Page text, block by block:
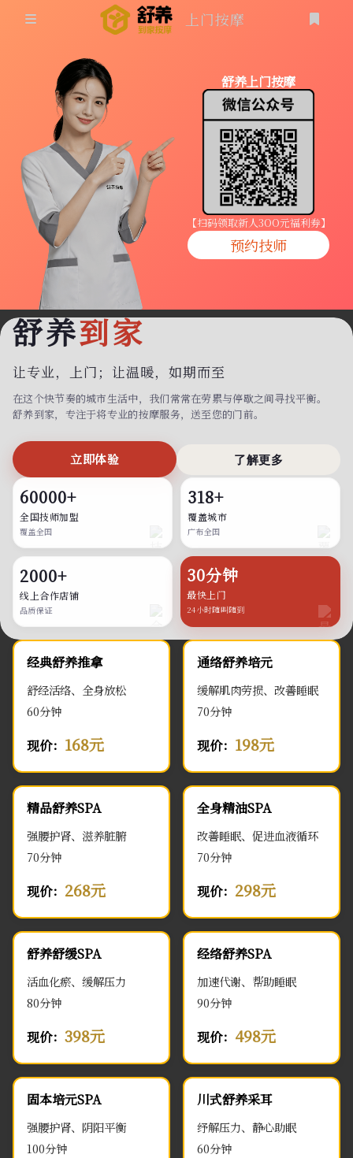
同城按摩
上门按摩
养生按摩
技师入驻
商家入驻
代理入驻
预约技师
上门按摩
登录
舒养上门按摩
【扫码领取新人3OO元福利券】
预约技师
舒养到家
让专业，上门； 让温暖，如期而至
在这个快节奏的城市生活中，我们常常在劳累与停歇之间寻找平衡。
舒养到家，专注于将专业的按摩服务，送至您的门前。
立即体验 了解更多
60000+
全国技师加盟
覆盖全国
318+
覆盖城市
广布全国
2000+
线上合作店铺
品质保证
30分钟
最快上门
24小时随叫随到
经典舒养推拿
舒经活络、全身放松
60分钟
现价： 168元
通络舒养培元
缓解肌肉劳损、改善睡眠
70分钟
现价： 198元
精品舒养SPA
强腰护肾、滋养脏腑
70分钟
现价： 268元
全身精油SPA
改善睡眠、促进血液循环
70分钟
现价： 298元
舒养舒缓SPA
活血化瘀、缓解压力
80分钟
现价： 398元
经络舒养SPA
加速代谢、帮助睡眠
90分钟
现价： 498元
固本培元SPA
强腰护肾、阴阳平衡
100分钟
川式舒养采耳
纾解压力、静心助眠
60分钟